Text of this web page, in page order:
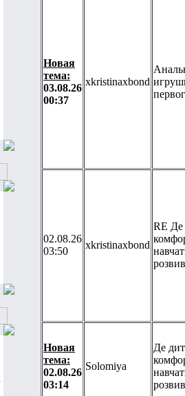
Новая
тема:
03.08.26
00:37
xkristinaxbond
02.08.26
03:50
xkristinaxbond
RE Де
Новая
тема:
02.08.26
03:14
Solomiya
Де